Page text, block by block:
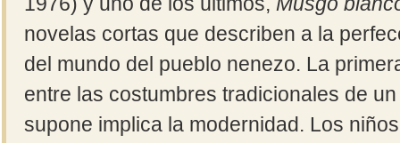
novelas cortas que describen a la
del mundo del pueblo nenezo. La
entre las costumbres tradicionales de
supone implica la modernidad. Los